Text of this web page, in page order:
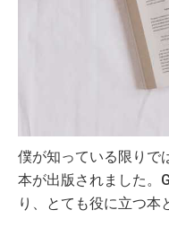
僕が知っている限りで
本が出版されました。
り、とても役に立つ本